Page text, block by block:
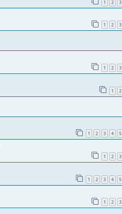
1 2 3
1 2 3
1 2 3
1 2
1 2 3 4 5
1 2 3
1 2 3 4 5
1 2 3